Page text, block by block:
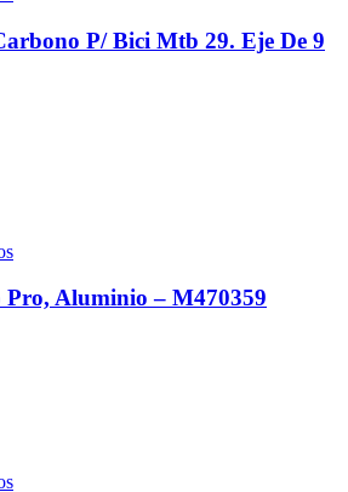
P/ Bici Mtb 29. Eje De 9
Aluminio – M470359